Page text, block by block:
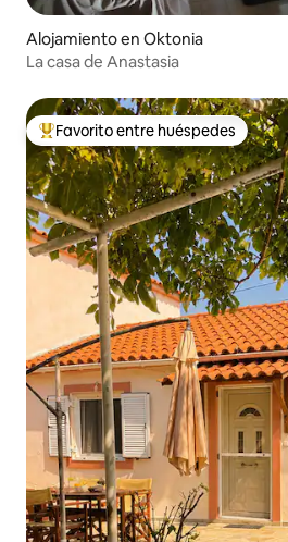
Alojamiento en Oktonia
La casa de Anastasia
Favorito entre huéspedes preferido
Favorito entre huéspedes